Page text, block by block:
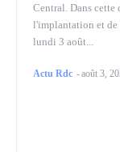
Central. Dans cette
l'implantation et de
lundi 3 août...
Actu Rdc -août 3,